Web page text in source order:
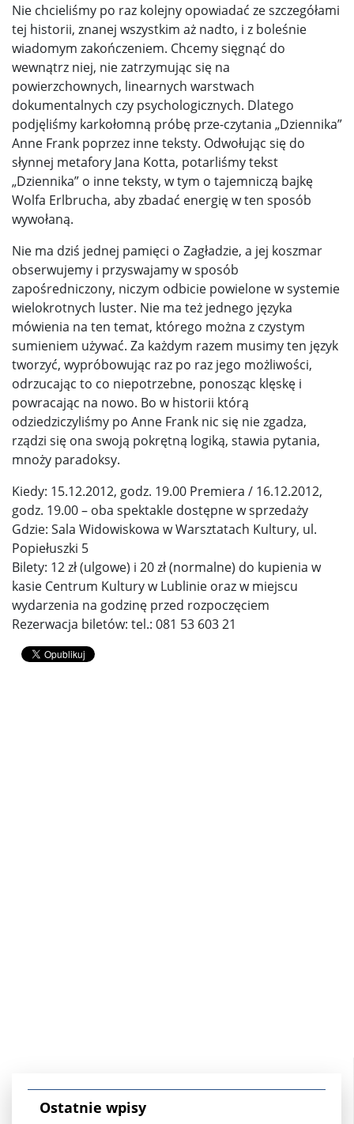
Nie chcieliśmy po raz kolejny opowiadać ze szczegółami
tej historii, znanej wszystkim aż nadto, i z boleśnie
wiadomym zakończeniem. Chcemy sięgnąć do
wewnątrz niej, nie zatrzymując się na
powierzchownych, linearnych warstwach
dokumentalnych czy psychologicznych. Dlatego
podjęliśmy karkołomną próbę prze-czytania „Dziennika”
Anne Frank poprzez inne teksty. Odwołując się do
słynnej metafory Jana Kotta, potarliśmy tekst
„Dziennika” o inne teksty, w tym o tajemniczą bajkę
Wolfa Erlbrucha, aby zbadać energię w ten sposób
wywołaną.
Nie ma dziś jednej pamięci o Zagładzie, a jej koszmar
obserwujemy i przyswajamy w sposób
zapośredniczony, niczym odbicie powielone w systemie
wielokrotnych luster. Nie ma też jednego języka
mówienia na ten temat, którego można z czystym
sumieniem używać. Za każdym razem musimy ten język
tworzyć, wypróbowując raz po raz jego możliwości,
odrzucając to co niepotrzebne, ponosząc klęskę i
powracając na nowo. Bo w historii którą
odziedziczyliśmy po Anne Frank nic się nie zgadza,
rządzi się ona swoją pokrętną logiką, stawia pytania,
mnoży paradoksy.
Kiedy: 15.12.2012, godz. 19.00 Premiera / 16.12.2012,
godz. 19.00 – oba spektakle dostępne w sprzedaży
Gdzie: Sala Widowiskowa w Warsztatach Kultury, ul.
Popiełuszki 5
Bilety: 12 zł (ulgowe) i 20 zł (normalne) do kupienia w
kasie Centrum Kultury w Lublinie oraz w miejscu
wydarzenia na godzinę przed rozpoczęciem
Rezerwacja biletów: tel.: 081 53 603 21
Ostatnie wpisy